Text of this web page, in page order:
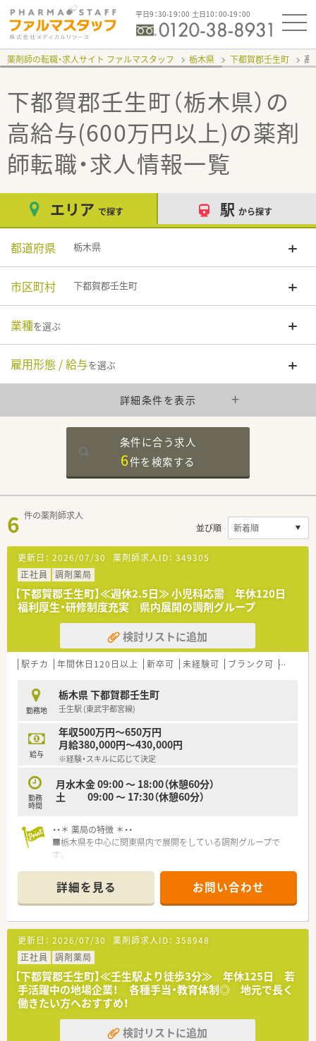
平日9：30-19：00 土日10：00-19：00
薬剤師の転職・求人サイト ファルマスタッフ 栃木県 下都賀郡壬生町 高
下都賀郡壬生町（栃木県）の
高給与(600万円以上)の薬剤
師転職・求人情報一覧
エリア で探す 駅 から探す
都道府県 栃木県
市区町村 下都賀郡壬生町
業種を選ぶ
雇用形態 / 給与を選ぶ
詳細条件を表示
条件に合う求人
6件を検索する
6 件の薬剤師求人
並び順
更新日： 2026/07/30 薬剤師求人ID： 349305
正社員
調剤薬局
【下都賀郡壬生町】≪週休2.5日≫ 小児科応需 年休120日
福利厚生・研修制度充実 県内展開の調剤グループ
検討リストに追加
駅チカ 年間休日120日以上 新卒可 未経験可 ブランク可 残業な
勤務地
栃木県 下都賀郡壬生町
壬生駅 (東武宇都宮線)
給与
年収500万円～650万円
月給380,000円～430,000円
※経験・スキルに応じて決定
勤務
時間
月水木金 09:00 ～ 18:00（休憩60分）
土 09:00 ～ 17:30（休憩60分）
・・＊ 薬局の特徴 ＊・・
■栃木県を中心に関東県内で展開をしている調剤グループで
す。
す。
■新卒・中途入社が多数あり入社後の研修制度も充実しており働
きやすい企業です。
■地域のかかりつけ薬局としての役割を全うされています。
■薬局内にカフェスペースを設置されたり、ドライブスルー調剤
の設置等、患者様がお薬を受け取りやすいように工夫をされてい
ます。
詳細を見る お問い合わせ
更新日： 2026/07/30 薬剤師求人ID： 358948
正社員
調剤薬局
【下都賀郡壬生町】≪壬生駅より徒歩3分≫ 年休125日 若
手活躍中の地場企業！ 各種手当・教育体制◎ 地元で長く
働きたい方へおすすめ！
検討リストに追加